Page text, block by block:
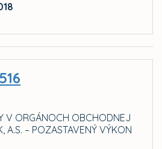
516
V ORGÁNOCH OBCHODNEJ
A.S. – POZASTAVENÝ VÝKON